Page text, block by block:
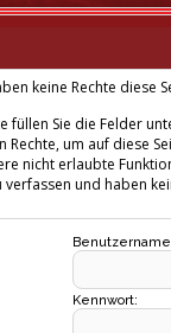
keine Rechte diese
füllen Sie die Felder
Rechte, um auf diese
nicht erlaubte
verfassen und haben
Kennwort: